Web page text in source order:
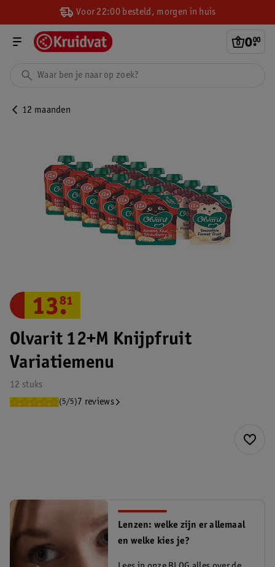
Voor 22:00 besteld, morgen in huis
0.
00
12 maanden
Olvarit 12+M Knijpfruit
Variatiemenu
12 stuks
(5/5) 7 reviews
13.
81
Lenzen: welke zijn er allemaal
en welke kies je?